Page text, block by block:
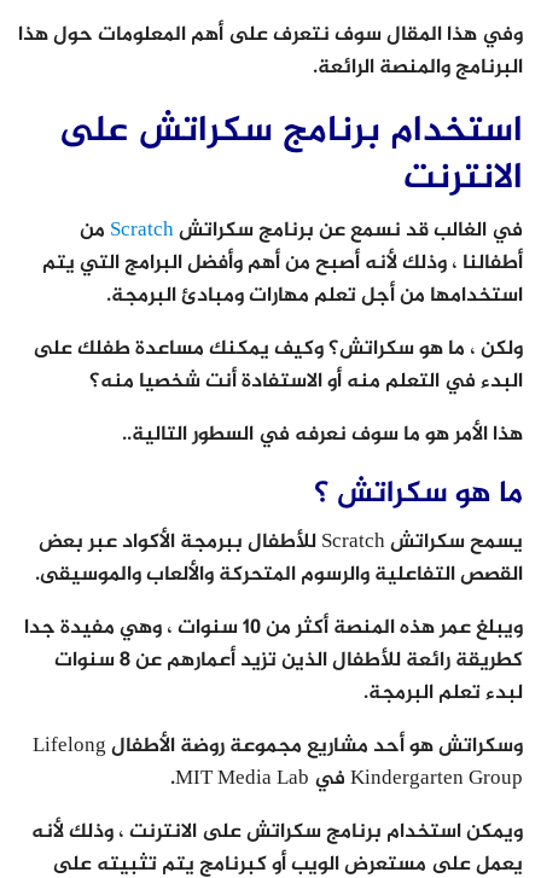
وفي هذا المقال سوف نتعرف على أهم المعلومات حول هذا
البرنامج والمنصة الرائعة.
استخدام برنامج سكراتش على
الانترنت
في الغالب قد نسمع عن برنامج سكراتشScratch من
أطفالنا ، وذلك لأنه أصبح من أهم وأفضل البرامج التي يتم
استخدامها من أجل تعلم مهارات ومبادئ البرمجة.
ولكن ، ما هو سكراتش؟ وكيف يمكنك مساعدة طفلك على
البدء في التعلم منه أو الاستفادة أنت شخصيا منه؟
هذا الأمر هو ما سوف نعرفه في السطور التالية..
ما هو سكراتش ؟
يسمح سكراتش Scratch للأطفال ببرمجة الأكواد عبر بعض
القصص التفاعلية والرسوم المتحركة والألعاب والموسيقى.
ويبلغ عمر هذه المنصة أكثر من 10 سنوات ، وهي مفيدة جدا
كطريقة رائعة للأطفال الذين تزيد أعمارهم عن 8 سنوات
لبدء تعلم البرمجة.
وسكراتش هو أحد مشاريع مجموعة روضة الأطفال Lifelong
Kindergarten Group في MIT Media Lab.
ويمكن استخدام برنامج سكراتش على الانترنت ، وذلك لأنه
يعمل على مستعرض الويب أو كبرنامج يتم تثبيته على